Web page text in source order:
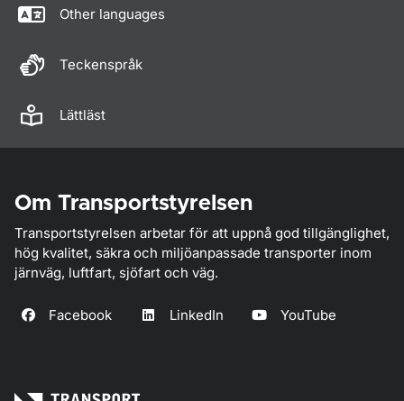
Other languages
Teckenspråk
Lättläst
Om Transportstyrelsen
Transportstyrelsen arbetar för att uppnå god tillgänglighet,
hög kvalitet, säkra och miljöanpassade transporter inom
järnväg, luftfart, sjöfart och väg.
Facebook LinkedIn YouTube